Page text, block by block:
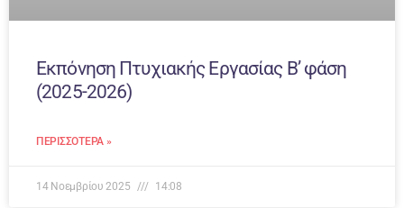
Εκπόνηση Πτυχιακής Εργασίας B’ φάση
(2025-2026)
ΠΕΡΙΣΣΌΤΕΡΑ »
14 Νοεμβρίου 2025 14:08